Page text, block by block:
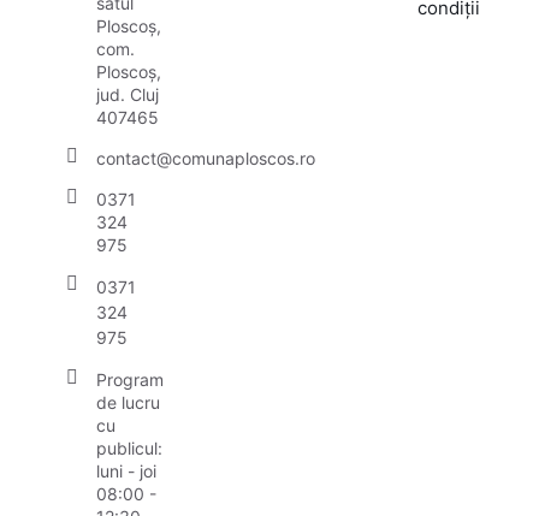
Ploscoș,
com.
Ploscoș,
jud. Cluj
407465
contact@comunaploscos.ro
0371
324
975
0371
324
975
Program
de lucru
cu
publicul:
luni - joi
08:00 -
condiții